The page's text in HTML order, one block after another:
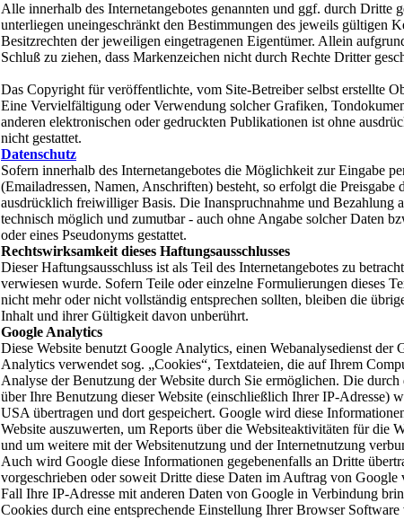
Alle innerhalb des Internetangebotes genannten und ggf. durch Dritte
unterliegen uneingeschränkt den Bestimmungen des jeweils gültigen
Besitzrechten der jeweiligen eingetragenen Eigentümer. Allein
Schluß zu ziehen, dass Markenzeichen nicht durch Rechte Dritter
Das Copyright für veröffentlichte, vom Site-Betreiber selbst erstellte
Eine Vervielfältigung oder Verwendung solcher Grafiken,
anderen elektronischen oder gedruckten Publikationen ist ohne
nicht gestattet.
Datenschutz
Sofern innerhalb des Internetangebotes die Möglichkeit zur Eingabe
(Emailadressen, Namen, Anschriften) besteht, so erfolgt die Preisgabe
ausdrücklich freiwilliger Basis. Die Inanspruchnahme und Bezahlung
technisch möglich und zumutbar - auch ohne Angabe solcher Daten
oder eines Pseudonyms gestattet.
Rechtswirksamkeit dieses Haftungsausschlusses
Dieser Haftungsausschluss ist als Teil des Internetangebotes zu
verwiesen wurde. Sofern Teile oder einzelne Formulierungen dieses
nicht mehr oder nicht vollständig entsprechen sollten, bleiben die
Inhalt und ihrer Gültigkeit davon unberührt.
Google Analytics
Diese Website benutzt Google Analytics, einen Webanalysedienst der
Analytics verwendet sog. „Cookies“, Textdateien, die auf Ihrem
Analyse der Benutzung der Website durch Sie ermöglichen. Die
über Ihre Benutzung dieser Website (einschließlich Ihrer IP-Adresse)
USA übertragen und dort gespeichert. Google wird diese
Website auszuwerten, um Reports über die Websiteaktivitäten für die
und um weitere mit der Websitenutzung und der Internetnutzung
Auch wird Google diese Informationen gegebenenfalls an Dritte
vorgeschrieben oder soweit Dritte diese Daten im Auftrag von
Fall Ihre IP-Adresse mit anderen Daten von Google in Verbindung
Cookies durch eine entsprechende Einstellung Ihrer Browser